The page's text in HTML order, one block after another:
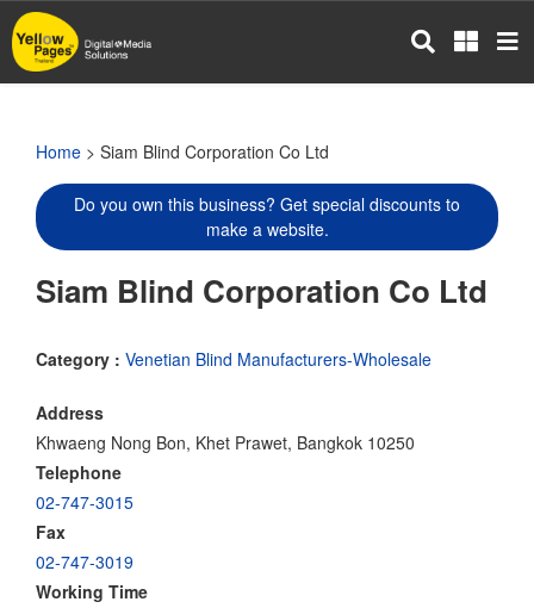
Skip
to
main
Home > Siam Blind Corporation Co Ltd
Do you own this business? Get special discounts to
make a website.
Siam Blind Corporation Co Ltd
Category : Venetian Blind Manufacturers-Wholesale
Address
Khwaeng Nong Bon, Khet Prawet, Bangkok 10250
Telephone
02-747-3015
Fax
02-747-3019
Working Time